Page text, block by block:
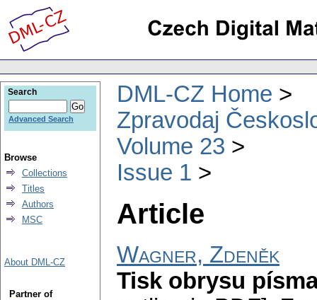
DML-CZ Home
Zpravodaj
Volume 23
Issue 1
Article
Wagner, Zdeněk
Tisk obrysu
Search
Advanced Search
Browse
Collections
Titles
Authors
MSC
About DML-CZ
Partner of